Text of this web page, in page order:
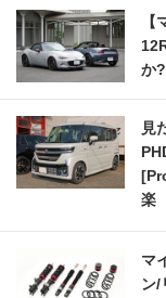
か
見
楽
マ
ン/